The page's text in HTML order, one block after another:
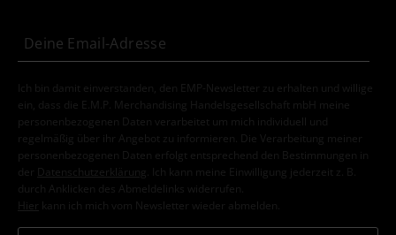
Ich bin damit einverstanden, den EMP-Newsletter zu erhalten und willige
ein, dass die E.M.P. Merchandising Handelsgesellschaft mbH meine
personenbezogenen Daten verarbeitet um mich individuell und
regelmäßig über ihr Angebot zu informieren. Die Verarbeitung meiner
personenbezogenen Daten erfolgt entsprechend den Bestimmungen in
der
Datenschutzerklärung
. Ich kann meine Einwilligung jederzeit z. B.
durch Anklicken des Abmeldelinks widerrufen.
Hier kann ich mich vom Newsletter wieder abmelden.